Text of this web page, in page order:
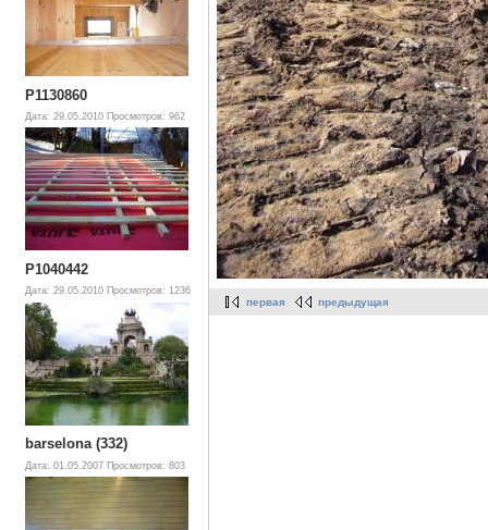
P1130860
Дата: 29.05.2010 Просмотров: 962
P1040442
Дата: 29.05.2010 Просмотров: 1236
barselona (332)
Дата: 01.05.2007 Просмотров: 803
первая предыдущая